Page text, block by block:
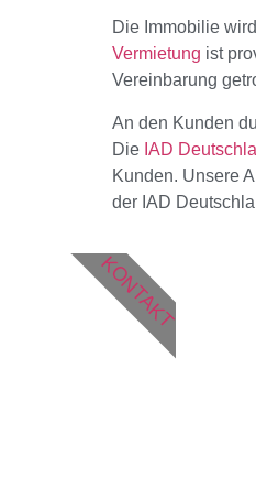
Die Immobilie
Vermietung ist
Vereinbarung
An den Kunden
Die IAD
Kunden. Unsere
der IAD
KONTAKT